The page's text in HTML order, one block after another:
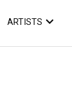
ARTISTS